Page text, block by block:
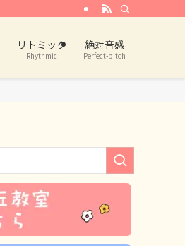
リトミック
Rhythmic
絶対音感
Perfect-pitch